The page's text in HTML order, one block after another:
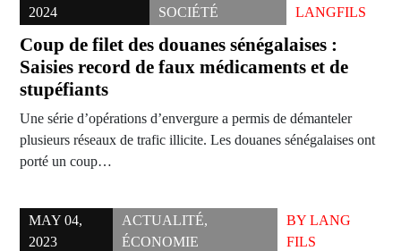
2024
SOCIÉTÉ
LANGFILS
Coup de filet des douanes sénégalaises :
Saisies record de faux médicaments et de
stupéfiants
Une série d’opérations d’envergure a permis de démanteler
plusieurs réseaux de trafic illicite. Les douanes sénégalaises ont
porté un coup…
MAY 04,
2023
ACTUALITÉ,
ÉCONOMIE
BYLANG
FILS